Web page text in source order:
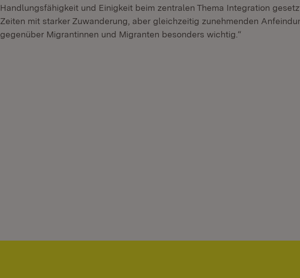
Handlungsfähigkeit und Einigkeit beim zentralen Thema Integration
Zeiten mit starker Zuwanderung, aber gleichzeitig zunehmenden
gegenüber Migrantinnen und Migranten besonders wichtig.“